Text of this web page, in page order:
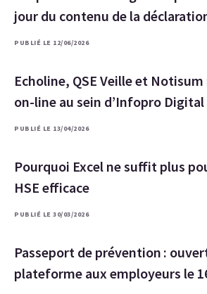
jour du contenu de la
PUBLIÉ LE 12/06/2026
Echoline, QSE Veille et
on-line au sein d’Infopro Digital
PUBLIÉ LE 13/04/2026
Pourquoi Excel ne suffit plus
HSE efficace
PUBLIÉ LE 30/03/2026
Passeport de prévention :
plateforme aux employeurs le